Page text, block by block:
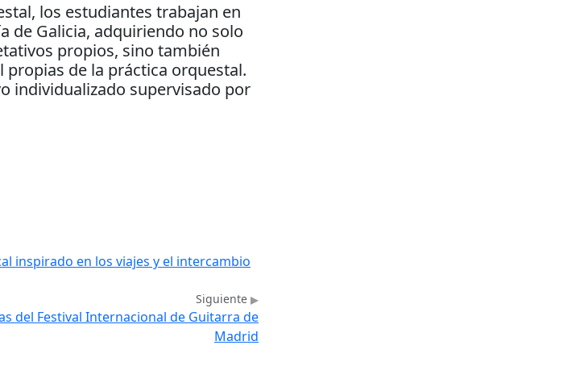
los estudiantes trabajan en
de Galicia, adquiriendo no solo
propios, sino también
de la práctica orquestal.
individualizado supervisado por
inspirado en los viajes y el intercambio
Siguiente
del Festival Internacional de Guitarra de
Madrid